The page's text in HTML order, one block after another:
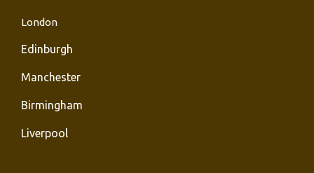
London
Edinburgh
Manchester
Birmingham
Liverpool